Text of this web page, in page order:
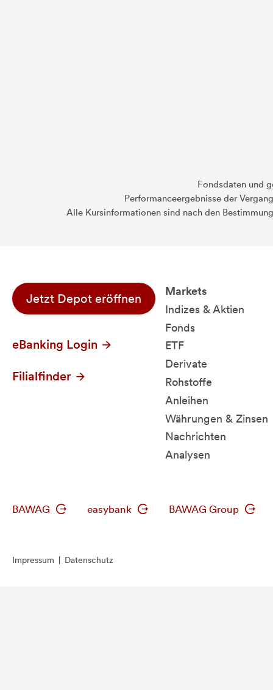
Fondsdaten und
Performanceergebnisse der
Alle Kursinformationen sind nach den
Jetzt Depot eröffnen
eBanking Login
Filialfinder
Markets
Indizes & Aktien
Fonds
ETF
Derivate
Rohstoffe
Anleihen
Währungen & Zinsen
Nachrichten
Analysen
BAWAG easybank BAWAG Group
Impressum Datenschutz